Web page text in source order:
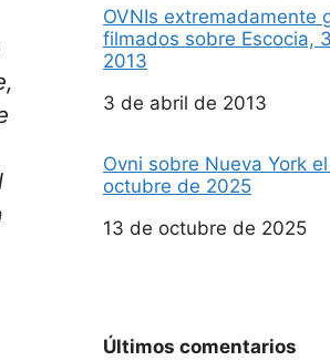
OVNIs extremadamente
filmados sobre Escocia,
2013
Fecha
3 de abril de 2013
Ovni sobre Nueva York
octubre de 2025
Fecha
13 de octubre de 2025
Últimos comentarios